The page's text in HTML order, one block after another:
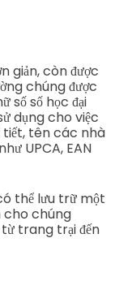
giản, còn được
chúng được
số số học đại
dụng cho việc
tiết, tên các nhà
UPCA, EAN
thể lưu trữ một
cho chúng
trang trại đến